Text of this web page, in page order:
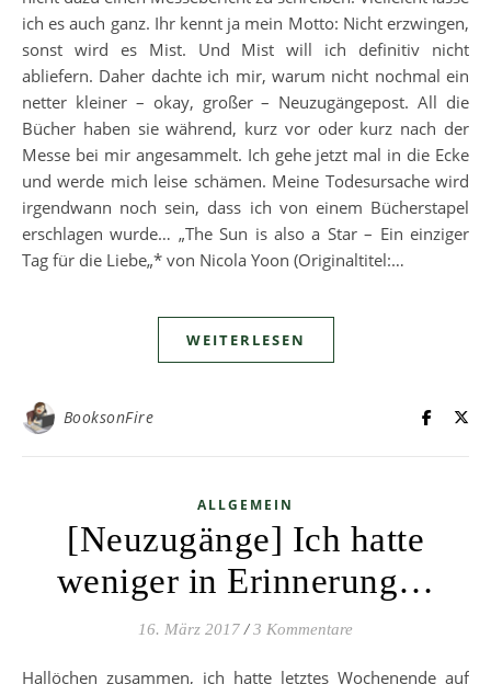
ich es auch ganz. Ihr kennt ja mein Motto: Nicht erzwingen,
sonst wird es Mist. Und Mist will ich definitiv nicht
abliefern. Daher dachte ich mir, warum nicht nochmal ein
netter kleiner – okay, großer – Neuzugängepost. All die
Bücher haben sie während, kurz vor oder kurz nach der
Messe bei mir angesammelt. Ich gehe jetzt mal in die Ecke
und werde mich leise schämen. Meine Todesursache wird
irgendwann noch sein, dass ich von einem Bücherstapel
erschlagen wurde… „The Sun is also a Star – Ein einziger
Tag für die Liebe„* von Nicola Yoon (Originaltitel:…
WEITERLESEN
BooksonFire
ALLGEMEIN
[Neuzugänge] Ich hatte
weniger in Erinnerung…
16. März 2017 / 3 Kommentare
Hallöchen zusammen, ich hatte letztes Wochenende auf